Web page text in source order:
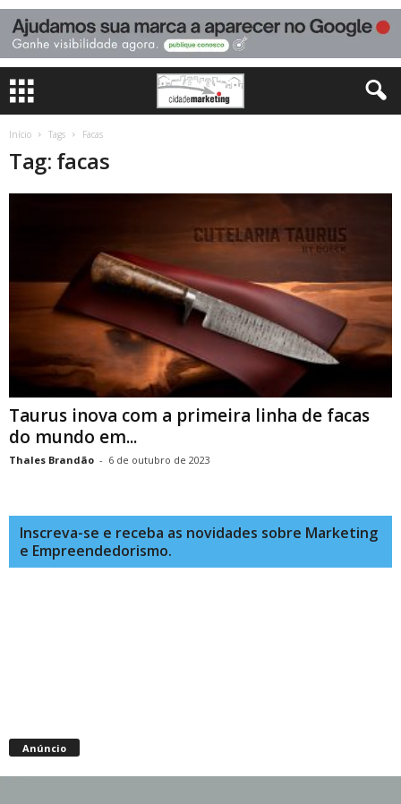
Início Tags Facas
Tag: facas
Taurus inova com a primeira linha de facas
do mundo em...
Thales Brandão - 6 de outubro de 2023
Inscreva-se e receba as novidades sobre Marketing
e Empreendedorismo.
Anúncio